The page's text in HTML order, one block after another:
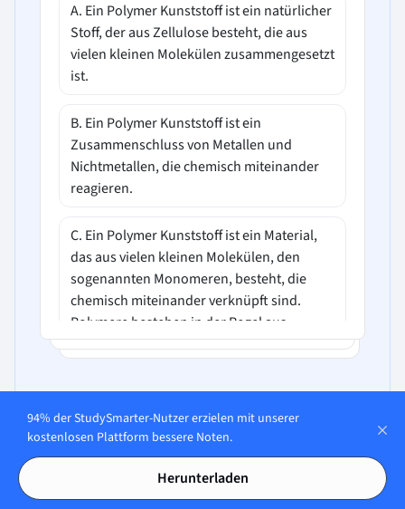
A. Ein Polymer Kunststoff ist ein natürlicher
Stoff, der aus Zellulose besteht, die aus
vielen kleinen Molekülen zusammengesetzt
ist.
B. Ein Polymer Kunststoff ist ein
Zusammenschluss von Metallen und
Nichtmetallen, die chemisch miteinander
reagieren.
C. Ein Polymer Kunststoff ist ein Material,
das aus vielen kleinen Molekülen, den
sogenannten Monomeren, besteht, die
chemisch miteinander verknüpft sind.
Polymere bestehen in der Regel aus
Kohlenstoff-, Wasserstoff-, Sauerstoff- oder
Netzwerken verbunden sind.
D. Ein Polymer Kunststoff ist ein Material,
das aus einem einzigen, großen Molekül
besteht, das nicht weiter zerlegt werden
kann.
In unserer App öffnen
94% der StudySmarter-Nutzer erzielen mit unserer
kostenlosen Plattform bessere Noten.
Herunterladen